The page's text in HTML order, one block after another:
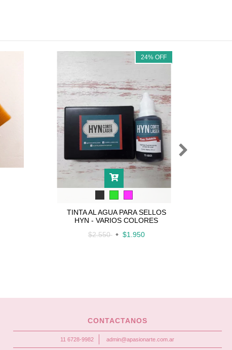
24% OFF
TINTA AL AGUA PARA SELLOS
HYN - VARIOS COLORES
$2.550
$1.950
CONTACTANOS
11 6728-9982 admin@apasionarte.com.ar